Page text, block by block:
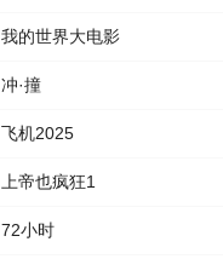
我的世界大电影
冲·撞
飞机2025
上帝也疯狂1
72小时